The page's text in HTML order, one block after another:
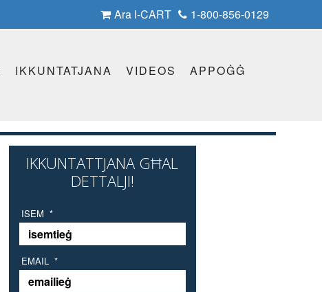
1-800-856-0129
Ara l-CART
IKKUNTATJANA VIDEOS
APPOĠĠ
IKKUNTATTJANA GĦAL
DETTALJI!
ISEM *
EMAIL *